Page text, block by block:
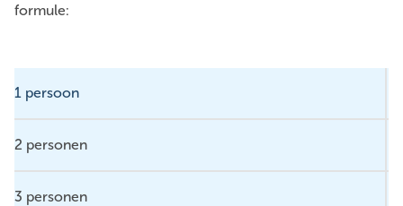
formule:
1 persoon
2 personen
3 personen